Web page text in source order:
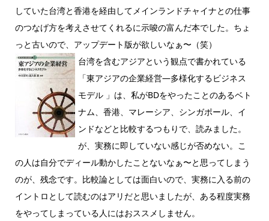
していた台湾と香港を経由してメインランドチャイナとの仕事
のつなげ方を考えさせてくれるに示唆の富んだ本でした。ちょ
っと古いので、アップデート版が欲しいなぁ〜（笑）
台湾を含むアジアという観点で書かれている
「東アジアの企業経営―多様化するビジネス
モデル 」は、私がBDをやったことのあるベト
ナム、香港、マレーシア、シンガポール、イ
ンドなどと比較するつもりで、読みました。
が、実務に即していない感じが否めない。こ
の人は自分でディール動かしたことないなぁ〜と思ってしまう
のが、残念です。比較論としては面白いので、実務に入る前の
イントロとして読むのはアリだと思いましたが、ある程度実務
をやってしまっている人にはおススメしません。